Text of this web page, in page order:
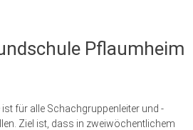
Pflaumheim
für alle Schachgruppenleiter und -
Ziel ist, dass in zweiwöchentlichem